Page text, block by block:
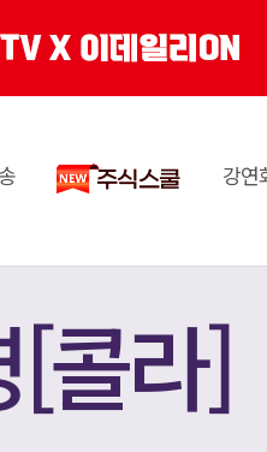
강연
콜라]